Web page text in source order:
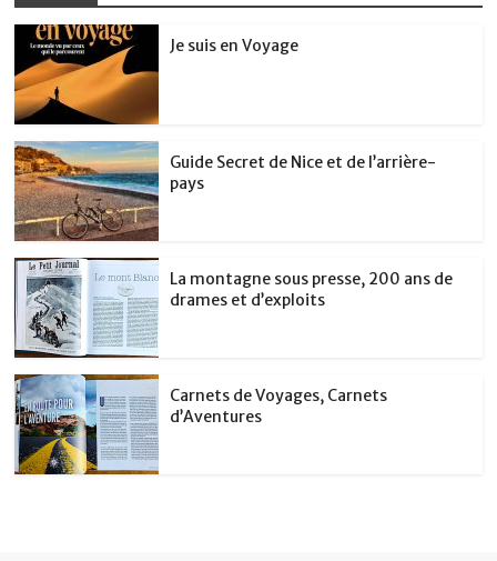
Je suis en Voyage
Guide Secret de Nice et de l’arrière-
pays
La montagne sous presse, 200 ans de
drames et d’exploits
Carnets de Voyages, Carnets
d’Aventures